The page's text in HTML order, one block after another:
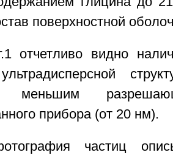
поверхностной
отчетливо видно
меньшим
прибора (от 20 нм).
частиц